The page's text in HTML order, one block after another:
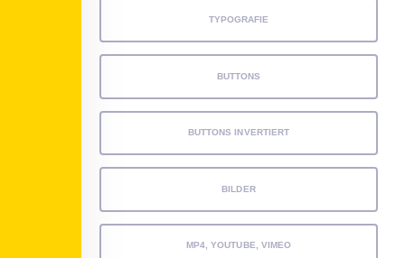
TYPOGRAFIE
BUTTONS
BUTTONS INVERTIERT
BILDER
MP4, YOUTUBE, VIMEO